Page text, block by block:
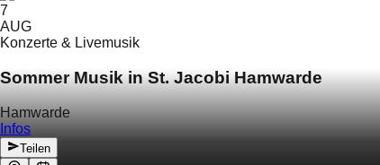
7
AUG
Konzerte & Livemusik
Sommer Musik in St. Jacobi Hamwarde
Hamwarde
Infos
Teilen